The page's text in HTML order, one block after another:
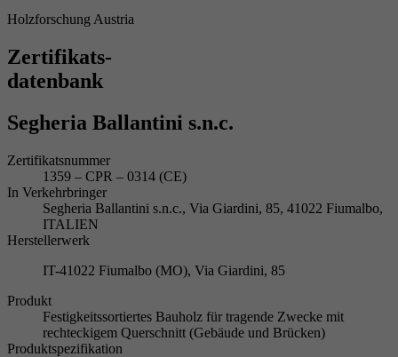
Holzforschung Austria
Zertifikats-
datenbank
Segheria Ballantini s.n.c.
Zertifikatsnummer
1359 – CPR – 0314 (CE)
In Verkehrbringer
Segheria Ballantini s.n.c., Via Giardini, 85, 41022 Fiumalbo,
ITALIEN
Herstellerwerk
IT-41022 Fiumalbo (MO), Via Giardini, 85
Produkt
Festigkeitssortiertes Bauholz für tragende Zwecke mit
rechteckigem Querschnitt (Gebäude und Brücken)
Produktspezifikation